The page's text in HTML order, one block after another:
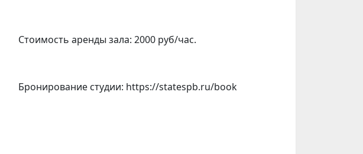
Стоимость аренды зала: 2000 руб/час.
Бронирование студии: https://statespb.ru/book